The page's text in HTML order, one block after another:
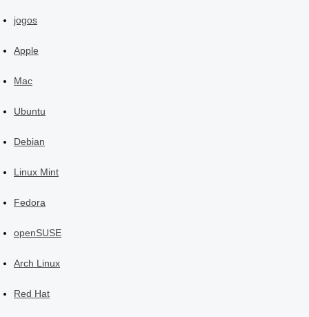
jogos
Apple
Mac
Ubuntu
Debian
Linux Mint
Fedora
openSUSE
Arch Linux
Red Hat